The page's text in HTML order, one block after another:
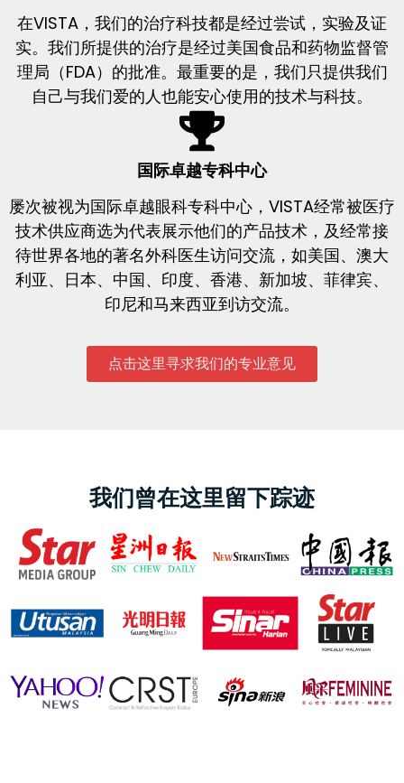
在VISTA，我们的治疗科技都是经过尝试，实验及证
实。我们所提供的治疗是经过美国食品和药物监督管
理局（FDA）的批准。最重要的是，我们只提供我们
自己与我们爱的人也能安心使用的技术与科技。
国际卓越专科中心
屡次被视为国际卓越眼科专科中心，VISTA经常被医疗
技术供应商选为代表展示他们的产品技术，及经常接
待世界各地的著名外科医生访问交流，如美国、澳大
利亚、日本、中国、印度、香港、新加坡、菲律宾、
印尼和马来西亚到访交流。
点击这里寻求我们的专业意见
我们曾在这里留下踪迹